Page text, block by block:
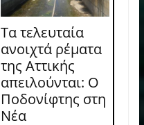
Τα τελευταία
ανοιχτά ρέματα
της Αττικής
απειλούνται: Ο
Ποδονίφτης στη
Νέα